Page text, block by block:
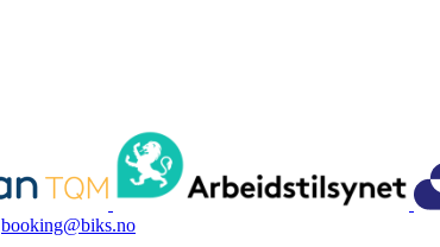
booking@biks.no